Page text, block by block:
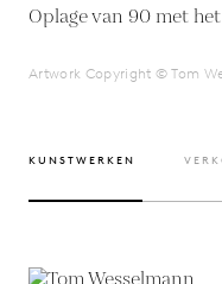
Oplage van 90 met
Artwork Copyright © Tom
KUNSTWERKEN